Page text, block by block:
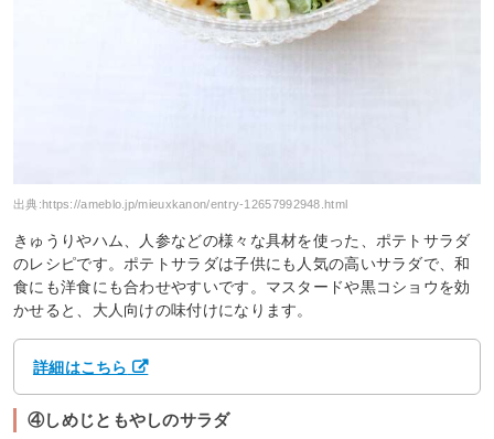
出典:https://ameblo.jp/mieuxkanon/entry-12657992948.html
きゅうりやハム、人参などの様々な具材を使った、ポテトサラダ
のレシピです。ポテトサラダは子供にも人気の高いサラダで、和
食にも洋食にも合わせやすいです。マスタードや黒コショウを効
かせると、大人向けの味付けになります。
詳細はこちら
④しめじともやしのサラダ